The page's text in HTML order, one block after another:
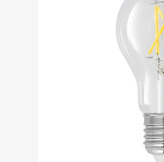
изображенията